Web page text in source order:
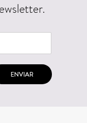
ENVIAR